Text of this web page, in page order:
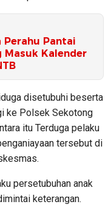
Perahu Pantai
Masuk Kalender
disetubuhi beserta
ke Polsek Sekotong
itu Terduga pelaku
tersebut di
persetubuhan anak
keterangan.